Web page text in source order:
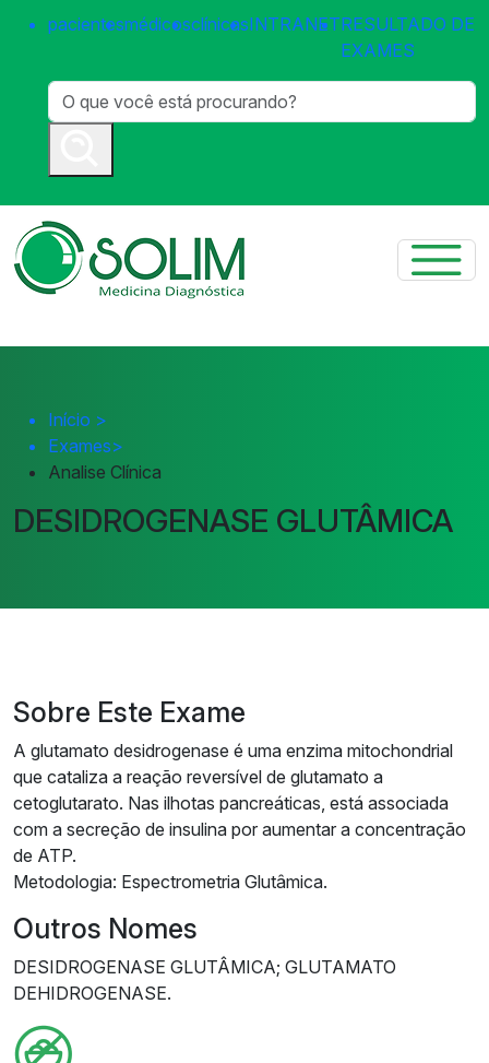
pacientesmédicosclínicasINTRANETRESULTADO DE
EXAMES
Início >
Exames>
Analise Clínica
DESIDROGENASE GLUTÂMICA
Sobre Este Exame
A glutamato desidrogenase é uma enzima mitochondrial
que cataliza a reação reversível de glutamato a
cetoglutarato. Nas ilhotas pancreáticas, está associada
com a secreção de insulina por aumentar a concentração
de ATP.
Metodologia: Espectrometria Glutâmica.
Outros Nomes
DESIDROGENASE GLUTÂMICA; GLUTAMATO
DEHIDROGENASE.